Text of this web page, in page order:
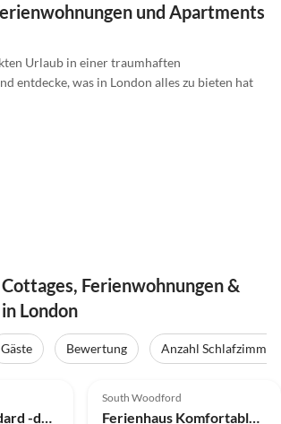
und Apartments
Urlaub in einer traumhaften
entdecke, was in London alles zu bieten hat
Ferienwohnungen &
London
Gäste Bewertung Anzahl Schlafzimmer
South Woodford